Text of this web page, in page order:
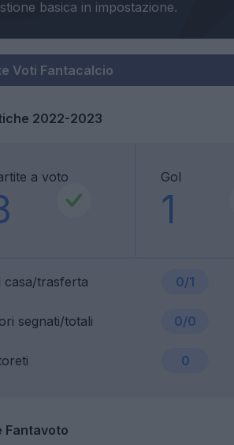
2022-2023
a voto Gol
1
casa/trasferta 0/1
segnati/totali 0/0
0
Fantavoto